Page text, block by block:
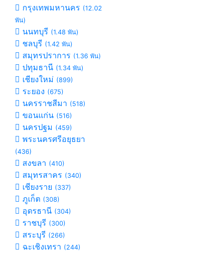
กรุงเทพมหานคร (12.02
พัน)
นนทบุรี (1.48 พัน)
ชลบุรี (1.42 พัน)
สมุทรปราการ (1.36 พัน)
ปทุมธานี (1.34 พัน)
เชียงใหม่ (899)
ระยอง (675)
นครราชสีมา (518)
ขอนแก่น (516)
นครปฐม (459)
พระนครศรีอยุธยา
(436)
สงขลา (410)
สมุทรสาคร (340)
เชียงราย (337)
ภูเก็ต (308)
อุดรธานี (304)
ราชบุรี (300)
สระบุรี (266)
ฉะเชิงเทรา (244)